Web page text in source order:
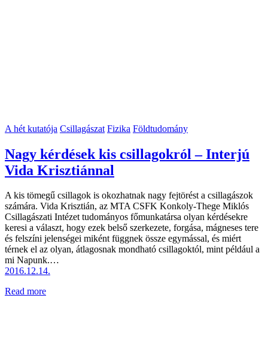
A hét kutatója Csillagászat Fizika Földtudomány
Nagy kérdések kis csillagokról – Interjú
Vida Krisztiánnal
A kis tömegű csillagok is okozhatnak nagy fejtörést a csillagászok
számára. Vida Krisztián, az MTA CSFK Konkoly-Thege Miklós
Csillagászati Intézet tudományos főmunkatársa olyan kérdésekre
keresi a választ, hogy ezek belső szerkezete, forgása, mágneses tere
és felszíni jelenségei miként függnek össze egymással, és miért
térnek el az olyan, átlagosnak mondható csillagoktól, mint például a
mi Napunk.…
2016.12.14.
Read more